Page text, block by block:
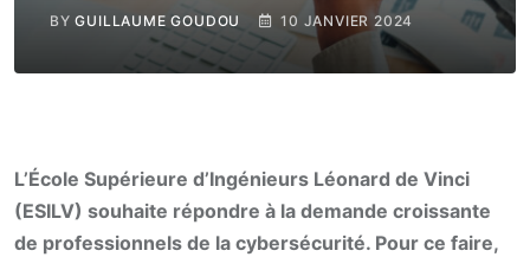
BYGUILLAUME GOUDOU 10 JANVIER 2024
L’École Supérieure d’Ingénieurs Léonard de Vinci
(ESILV) souhaite répondre à la demande croissante
de professionnels de la cybersécurité. Pour ce faire,